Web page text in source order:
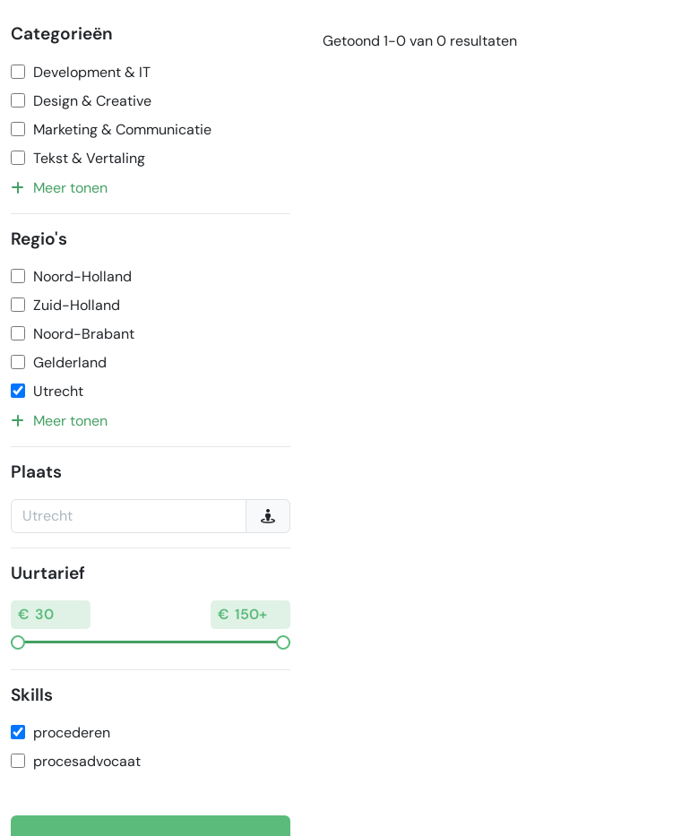
Categorieën
Development & IT
Design & Creative
Marketing & Communicatie
Tekst & Vertaling
Meer tonen
Regio's
Noord-Holland
Zuid-Holland
Noord-Brabant
Gelderland
Utrecht
Meer tonen
Plaats
Uurtarief
Skills
procederen
procesadvocaat
Getoond 1-0 van 0 resultaten